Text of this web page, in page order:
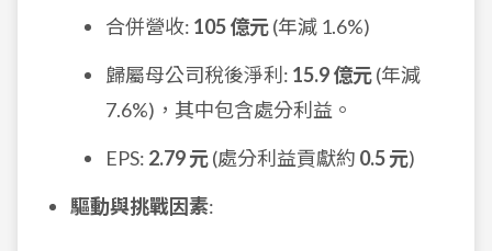
合併營收: 105 億元(年減 1.6%)
歸屬母公司稅後淨利: 15.9 億元(年減
7.6%)，其中包含處分利益。
EPS: 2.79 元(處分利益貢獻約 0.5 元)
驅動與挑戰因素: